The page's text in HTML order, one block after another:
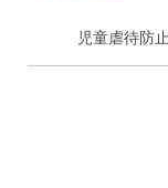
児童虐待防